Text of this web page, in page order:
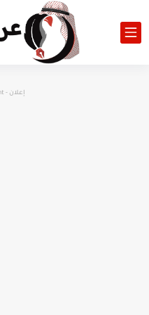
إعلان - Advertisement